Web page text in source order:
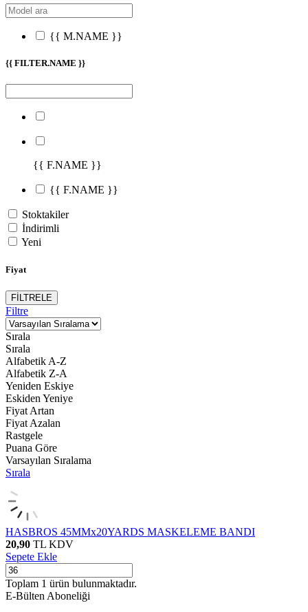
{{ M.NAME }}
{{ FILTER.NAME }}
{{ F.NAME }}
{{ F.NAME }}
Stoktakiler
İndirimli
Yeni
Fiyat
FİLTRELE
Filtre
Sırala
Sırala
Alfabetik A-Z
Alfabetik Z-A
Yeniden Eskiye
Eskiden Yeniye
Fiyat Artan
Fiyat Azalan
Rastgele
Puana Göre
Varsayılan Sıralama
Sırala
HASBROS 45MMx20YARDS MASKELEME BANDI
20,90 TL KDV
Sepete Ekle
Toplam 1 ürün bulunmaktadır.
E-Bülten Aboneliği